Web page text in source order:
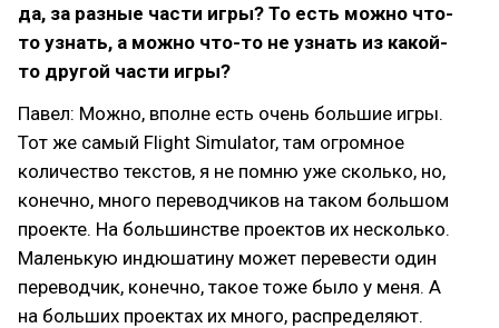
да, за разные части игры? То есть можно что-
то узнать, а можно что-то не узнать из какой-
то другой части игры?
Павел: Можно, вполне есть очень большие игры.
Тот же самый Flight Simulator, там огромное
количество текстов, я не помню уже сколько, но,
конечно, много переводчиков на таком большом
проекте. На большинстве проектов их несколько.
Маленькую индюшатину может перевести один
переводчик, конечно, такое тоже было у меня. А
на больших проектах их много, распределяют.